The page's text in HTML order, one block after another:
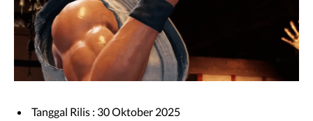
Tanggal Rilis : 30 Oktober 2025